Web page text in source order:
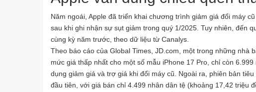
Năm ngoái, Apple đã triển khai chương trình giảm giá đổi máy
sau khi ghi nhận sự sụt giảm trong quý 1/2025. Tuy nhiên, đến
cùng kỳ năm trước, theo dữ liệu từ Canalys.
Theo báo cáo của Global Times, JD.com, một trong những nhà
mức giá thấp nhất cho một số mẫu iPhone 17 Pro, chỉ còn
dụng giảm giá và trợ giá khi đổi máy cũ. Ngoài ra, phiên bản
đầu tiên, với giá bán chỉ 4.499 nhân dân tệ (khoảng 17,42 triệu